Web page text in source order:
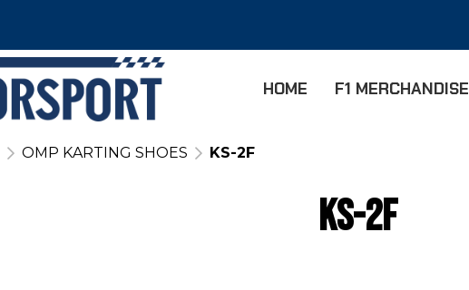
HOME F1 MERCHANDISE
OMP KARTING SHOES KS-2F
KS-2F